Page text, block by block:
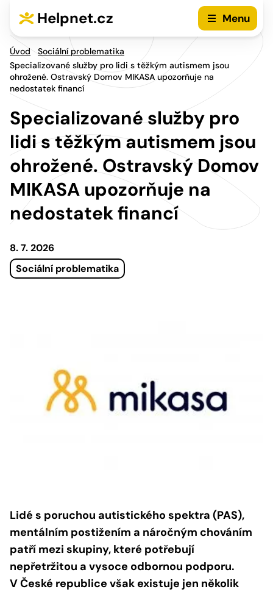
Helpnet.cz Menu
Úvod
Sociální problematika
Specializované služby pro lidi s těžkým autismem jsou
ohrožené. Ostravský Domov MIKASA upozorňuje na
nedostatek financí
Specializované služby pro
lidi s těžkým autismem jsou
ohrožené. Ostravský Domov
MIKASA upozorňuje na
nedostatek financí
8. 7. 2026
Sociální problematika
Lidé s poruchou autistického spektra (PAS),
mentálním postižením a náročným chováním
patří mezi skupiny, které potřebují
nepřetržitou a vysoce odbornou podporu.
V České republice však existuje jen několik